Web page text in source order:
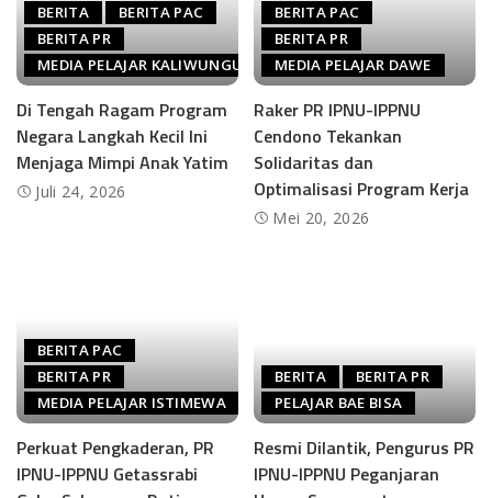
BERITA
BERITA PAC
BERITA PR
MEDIA PELAJAR KALIWUNGU
Di Tengah Ragam Program
Negara Langkah Kecil Ini
Menjaga Mimpi Anak Yatim
Juli 24, 2026
BERITA PAC
BERITA PR
MEDIA PELAJAR DAWE
Raker PR IPNU-IPPNU
Cendono Tekankan
Solidaritas dan
Optimalisasi Program Kerja
Mei 20, 2026
BERITA PAC
BERITA PR
MEDIA PELAJAR ISTIMEWA
Perkuat Pengkaderan, PR
IPNU-IPPNU Getassrabi
BERITA
BERITA PR
PELAJAR BAE BISA
Resmi Dilantik, Pengurus PR
IPNU-IPPNU Peganjaran